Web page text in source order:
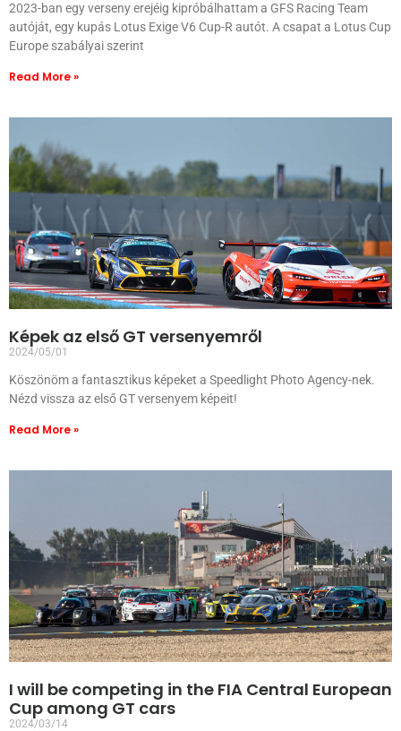
2023-ban egy verseny erejéig kipróbálhattam a GFS Racing Team
autóját, egy kupás Lotus Exige V6 Cup-R autót. A csapat a Lotus Cup
Europe szabályai szerint
Read More »
Képek az első GT versenyemről
2024/05/01
Köszönöm a fantasztikus képeket a Speedlight Photo Agency-nek.
Nézd vissza az első GT versenyem képeit!
Read More »
I will be competing in the FIA Central European
Cup among GT cars
2024/03/14